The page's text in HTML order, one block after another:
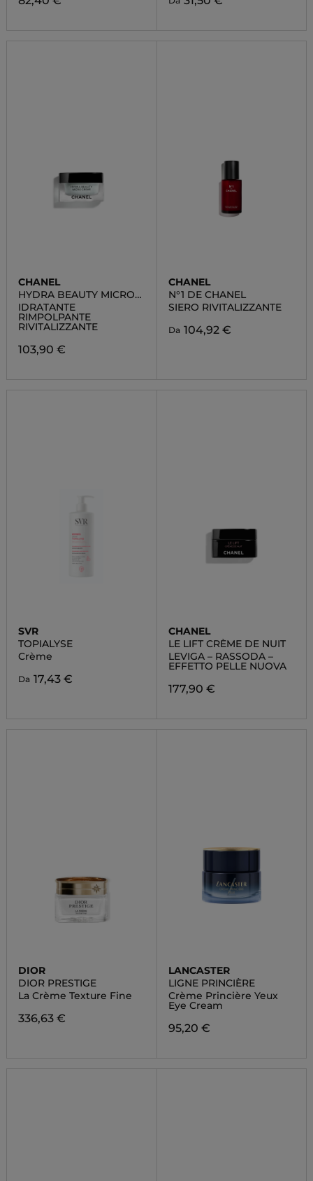
CHANEL
HYDRA BEAUTY MICRO
CRÈME
IDRATANTE
RIMPOLPANTE
RIVITALIZZANTE
103,90 €
CHANEL
N°1 DE CHANEL
SIERO RIVITALIZZANTE
Da 104,92 €
SVR
TOPIALYSE
Crème
Da 17,43 €
CHANEL
LE LIFT CRÈME DE NUIT
LEVIGA – RASSODA –
EFFETTO PELLE NUOVA
177,90 €
DIOR
DIOR PRESTIGE
La Crème Texture Fine
336,63 €
LANCASTER
LIGNE PRINCIÈRE
Crème Princière Yeux
Eye Cream
95,20 €